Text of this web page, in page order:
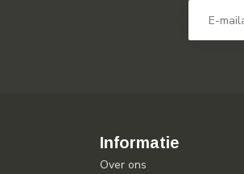
Informatie
Over ons